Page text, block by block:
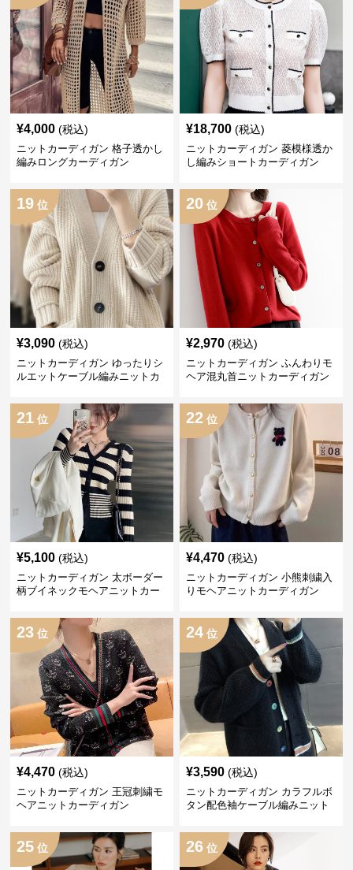
¥4,000 (税込)
ニットカーディガン 格子透かし
編みロングカーディガン
¥18,700 (税込)
ニットカーディガン 菱模様透か
し編みショートカーディガン
19 位
¥3,090 (税込)
ニットカーディガン ゆったりシ
ルエットケーブル編みニットカ
20 位
¥2,970 (税込)
ニットカーディガン ふんわりモ
ヘア混丸首ニットカーディガン
21 位
¥5,100 (税込)
ニットカーディガン 太ボーダー
柄ブイネックモヘアニットカー
22 位
¥4,470 (税込)
ニットカーディガン 小熊刺繍入
りモヘアニットカーディガン
23 位
¥4,470 (税込)
ニットカーディガン 王冠刺繍モ
ヘアニットカーディガン
24 位
¥3,590 (税込)
ニットカーディガン カラフルボ
タン配色袖ケーブル編みニット
25 位 26 位